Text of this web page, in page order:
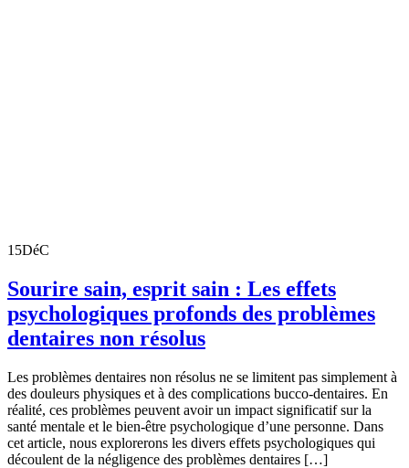
15DéC
Sourire sain, esprit sain : Les effets
psychologiques profonds des problèmes
dentaires non résolus
Les problèmes dentaires non résolus ne se limitent pas simplement à
des douleurs physiques et à des complications bucco-dentaires. En
réalité, ces problèmes peuvent avoir un impact significatif sur la
santé mentale et le bien-être psychologique d’une personne. Dans
cet article, nous explorerons les divers effets psychologiques qui
découlent de la négligence des problèmes dentaires […]